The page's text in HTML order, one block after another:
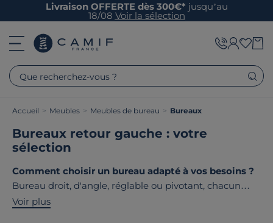
Livraison OFFERTE dès 300€* jusqu’au
18/08 Voir la sélection
Que recherchez-vous ?
Accueil > Meubles > Meubles de bureau > Bureaux
Bureaux retour gauche : votre
sélection
Comment choisir un bureau adapté à vos besoins ?
Bureau droit, d'angle, réglable ou pivotant, chacun
répond à vos besoins. La tendance est aux modèles en
Voir plus